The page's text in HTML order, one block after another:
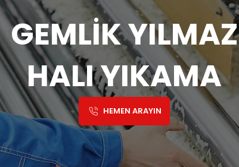
GEMLİK YILMAZ
HALI YIKAMA
HEMEN ARAYIN